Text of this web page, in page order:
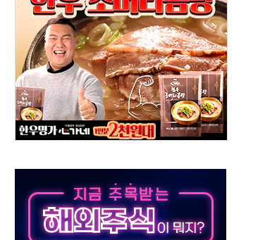
이…"마음 잇는 시간 되길"
나…재상고 앞두고 막판 셈법
달
' 논란…이틀만에 철거
요원 최대 33% 감축
폭 감소한 9.4%↓…유통업계 양극화 심화
비아 대통령 취임식 참석
강한 비...호우 피해 없어